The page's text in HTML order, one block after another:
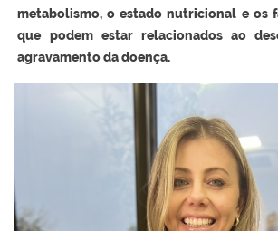
metabolismo, o estado nutricional e os
que podem estar relacionados ao
agravamento da doença.